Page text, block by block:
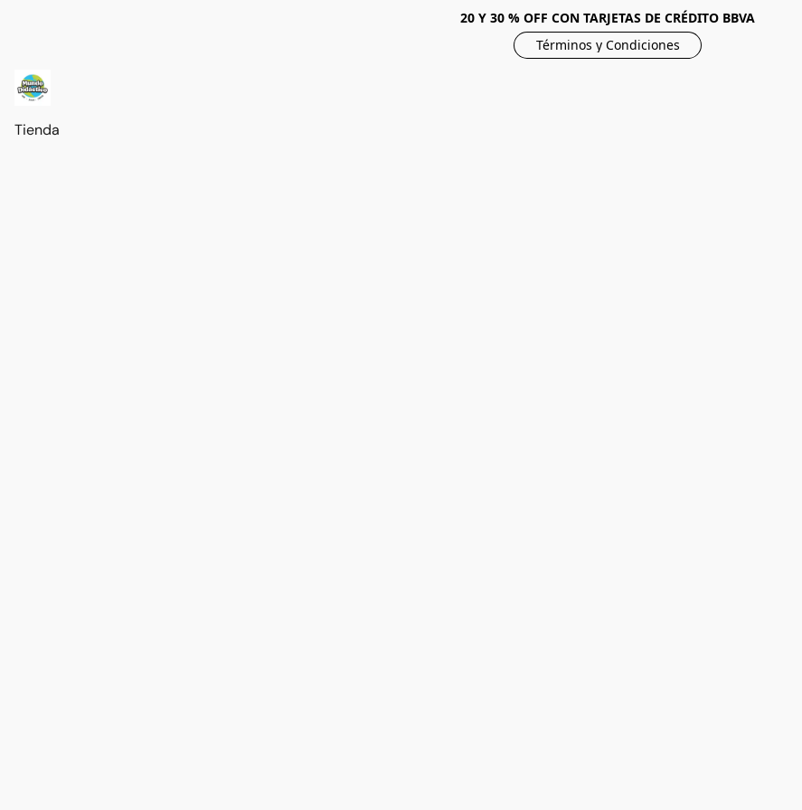
20 Y 30 % OFF CON TARJETAS DE CRÉDITO BBVA
Términos y Condiciones
Tienda